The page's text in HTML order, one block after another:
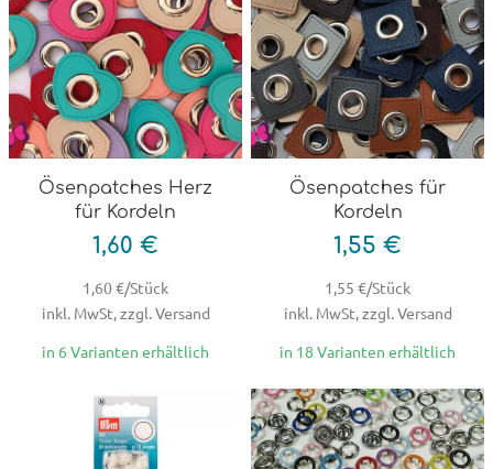
Ösenpatches Herz
für Kordeln
1,60 €
1,60 €/Stück
inkl. MwSt, zzgl. Versand
in 6 Varianten erhältlich
Ösenpatches für
Kordeln
1,55 €
1,55 €/Stück
inkl. MwSt, zzgl. Versand
in 18 Varianten erhältlich